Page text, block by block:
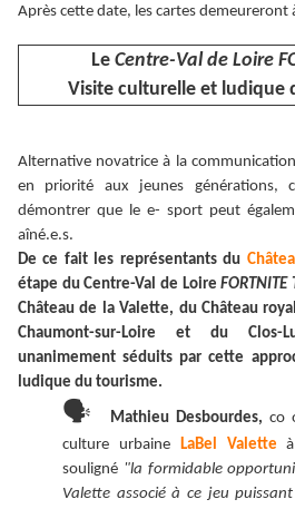
Après cette date, les cartes demeureront
Le Centre-Val de Loire
Visite culturelle et ludique
Alternative novatrice à la
en priorité aux jeunes générations,
démontrer que le e- sport peut
aîné.e.s.
De ce fait les représentants du
étape du Centre-Val de LoireFORTNITE
Château de la Valette, du Château
Chaumont-sur-Loire et du
unanimement séduits par cette
ludique du tourisme.
🗣 Mathieu Desbourdes, co
culture urbaine LaBel Valette
souligné "la formidable
Valette associé à ce jeu